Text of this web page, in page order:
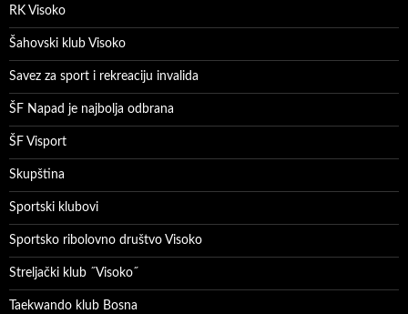
RK Visoko
Šahovski klub Visoko
Savez za sport i rekreaciju invalida
ŠF Napad je najbolja odbrana
ŠF Visport
Skupština
Sportski klubovi
Sportsko ribolovno društvo Visoko
Streljački klub ˝Visoko˝
Taekwando klub Bosna